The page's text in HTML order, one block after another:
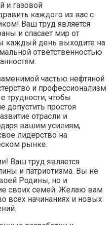
и газовой
каждого из вас с
Ваш труд является
и спасает мир от
каждый день выходите на
ответственностью
частью нефтяной
и профессионализм
трудности, чтобы
допустить простоя
отрасли и
вашим усилиям,
лидерство на
рынке.
Ваш труд является
и патриотизма. Вы не
Родины, но и
своих семей. Желаю вам
всех начинаниях и новых